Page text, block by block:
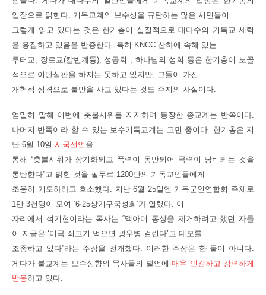
입장으로 읽힌다. 기독교계의 보수성을 규탄하는 많은 시민들이
그렇게 읽고 있다는 것은 한기총이 실질적으로 대다수의 기독교 세력
을 응집하고 있음을 반증한다. 특히 KNCC 산하에 속해 있는
루터교, 장로교(칼빈계통), 성공회 , 하나님의 성회 등은 한기총이 노골
적으로 이단심판을 하지는 못하고 있지만, 그들이 가진
개혁적 성격으로 불만을 사고 있다는 것도 주지의 사실이다.
엄밀히 말해 이번에 촛불시위를 지지하며 등장한 종교계는 반쪽이다.
나머지 반쪽이라 할 수 있는 보수기독교계는 고민 중이다. 한기총은 지
난 6월 10일 시국선언 을
통해 “촛불시위가 장기화되고 폭력이 동반되어 국력이 낭비되는 것을
통탄한다”고 밝힌 것을 필두로 1200만의 기독교인들에게
조용히 기도하라고 호소했다. 지난 6월 25일엔 기독군인연합회 주체로
1만 3천명이 모여 ‘6·25상기구국성회’가 열렸다. 이
자리에서 석기현이라는 목사는 “맥아더 동상을 제거하려고 했던 자들
이 지금은 ‘미국 쇠고기 먹으면 광우병 걸린다’고 데모를
조종하고 있다”라는 주장을 전개했다. 이러한 주장은 한 둘이 아니다.
게다가 불교계는 보수성향의 목사들의 발언에매우 민감하고 강력하게
반응하고 있다.